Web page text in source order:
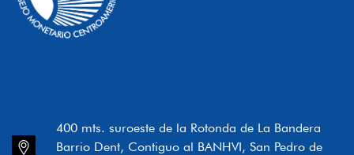
400 mts. suroeste de la Rotonda de La Bandera
Barrio Dent, Contiguo al BANHVI, San Pedro de